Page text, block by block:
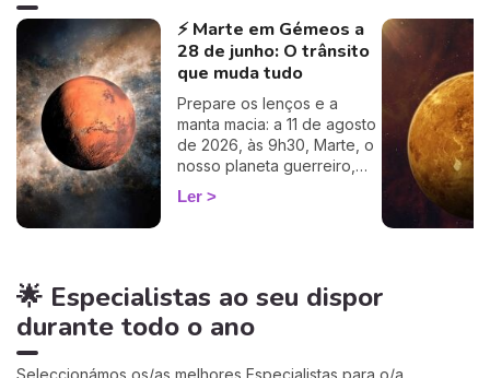
descubra como este
influencia o seu Signo Solar
e as suas relações. É um
100%, apenas precisa de
ter a hora e o local do seu
nascimento.
⚡ Marte em Gémeos a
28 de junho: O trânsito
que muda tudo
Prepare os lenços e a
manta macia: a 11 de agosto
de 2026, às 9h30, Marte, o
nosso planeta guerreiro,
guarda a espada, deixa a
agitação mental de Gémeos
Muitos astrólogos
desprezam este trânsito por
o acharem «fraco»… mas eu
talvez um dos mais
Ler
🌟 Especialistas ao seu dispor
durante todo o ano
Seleccionámos os/as melhores Especialistas para o/a